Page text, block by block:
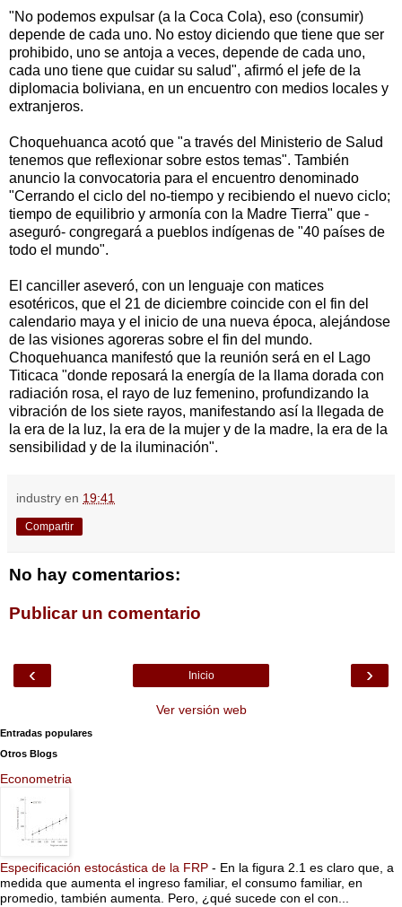
"No podemos expulsar (a la Coca Cola), eso (consumir)
depende de cada uno. No estoy diciendo que tiene que ser
prohibido, uno se antoja a veces, depende de cada uno,
cada uno tiene que cuidar su salud", afirmó el jefe de la
diplomacia boliviana, en un encuentro con medios locales y
extranjeros.
Choquehuanca acotó que "a través del Ministerio de Salud
tenemos que reflexionar sobre estos temas". También
anuncio la convocatoria para el encuentro denominado
"Cerrando el ciclo del no-tiempo y recibiendo el nuevo ciclo;
tiempo de equilibrio y armonía con la Madre Tierra" que -
aseguró- congregará a pueblos indígenas de "40 países de
todo el mundo".
El canciller aseveró, con un lenguaje con matices
esotéricos, que el 21 de diciembre coincide con el fin del
calendario maya y el inicio de una nueva época, alejándose
de las visiones agoreras sobre el fin del mundo.
Choquehuanca manifestó que la reunión será en el Lago
Titicaca "donde reposará la energía de la llama dorada con
radiación rosa, el rayo de luz femenino, profundizando la
vibración de los siete rayos, manifestando así la llegada de
la era de la luz, la era de la mujer y de la madre, la era de la
sensibilidad y de la iluminación".
industry en 19:41
Compartir
No hay comentarios:
Publicar un comentario
‹ ›
Inicio
Ver versión web
Entradas populares
Otros Blogs
Econometria
Especificación estocástica de la FRP - En la figura 2.1 es claro que, a
medida que aumenta el ingreso familiar, el consumo familiar, en
promedio, también aumenta. Pero, ¿qué sucede con el con...